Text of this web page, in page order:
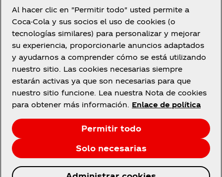
Configuración de cookies
Aviso de cookies
Declaración de Accesibilidad
Facebook
YouTube
Instagram
© 2026 The Coca‑Cola Company. Todos los
Al hacer clic en "Permitir todo" usted permite a
Coca-Cola y sus socios el uso de cookies (o
tecnologías similares) para personalizar y mejorar
su experiencia, proporcionarle anuncios adaptados
y ayudarnos a comprender cómo se está utilizando
nuestro sitio. Las cookies necesarias siempre
estarán activas ya que son necesarias para que
nuestro sitio funcione. Lea nuestra Nota de cookies
para obtener más información. Enlace de política
Permitir todo
Solo necesarias